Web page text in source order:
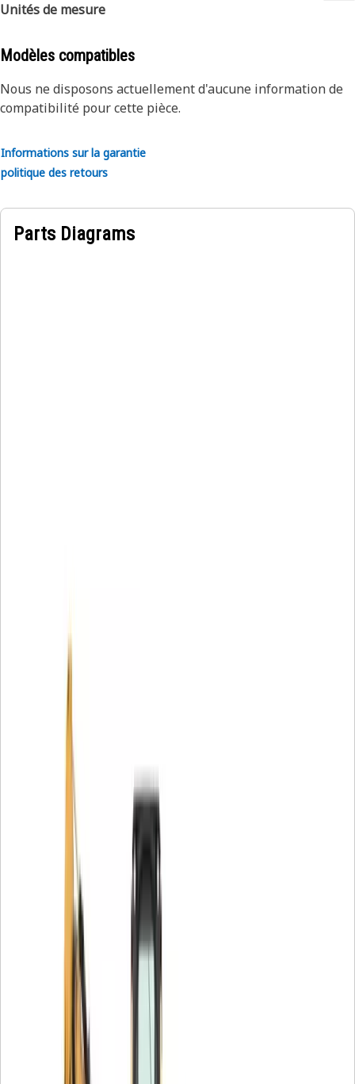
Unités de mesure
Modèles compatibles
Nous ne disposons actuellement d'aucune information de
compatibilité pour cette pièce.
Informations sur la garantie
politique des retours
Parts Diagrams